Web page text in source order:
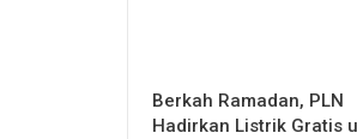
Berkah Ramadan, PLN
Hadirkan Listrik Gratis